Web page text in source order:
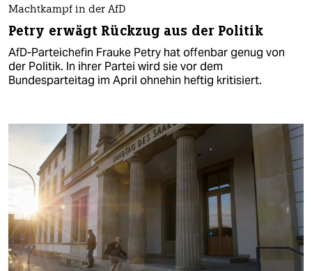
Machtkampf in der AfD
Petry erwägt Rückzug aus der Politik
AfD-Parteichefin Frauke Petry hat offenbar genug von
der Politik. In ihrer Partei wird sie vor dem
Bundesparteitag im April ohnehin heftig kritisiert.